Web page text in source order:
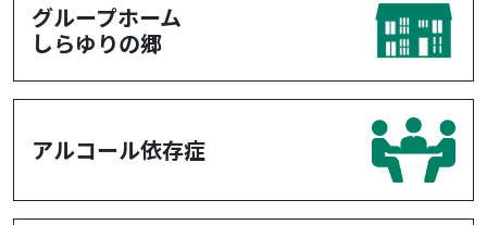
グループホーム
しらゆりの郷
アルコール依存症